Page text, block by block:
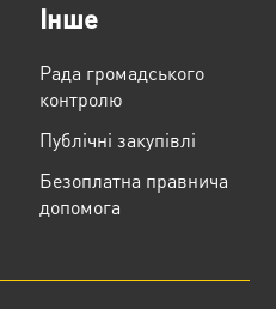
Інше
Рада громадського
контролю
Публічні закупівлі
Безоплатна правнича
допомога